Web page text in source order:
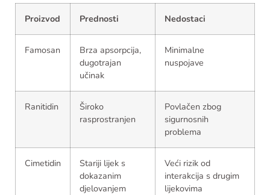
Proizvod Prednosti Nedostaci
Famosan
Brza apsorpcija,
dugotrajan
učinak
Minimalne
nuspojave
Ranitidin
Široko
rasprostranjen
Povlačen zbog
sigurnosnih
problema
Cimetidin
Stariji lijek s
dokazanim
djelovanjem
Veći rizik od
interakcija s drugim
lijekovima